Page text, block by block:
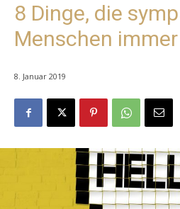
8 Dinge, die
Menschen
8. Januar 2019